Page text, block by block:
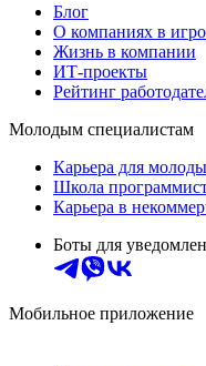
Блог
О компаниях в
Жизнь в компании
ИТ-проекты
Рейтинг
Молодым специалистам
Карьера для
Школа
Карьера в
Боты для
Мобильное приложение